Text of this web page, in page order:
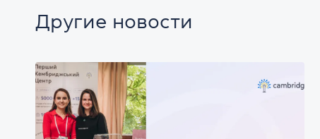
Другие новости